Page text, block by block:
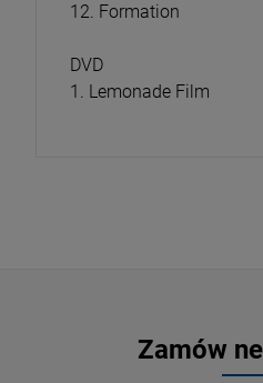
12. Formation
DVD
1. Lemonade Film
Zamów